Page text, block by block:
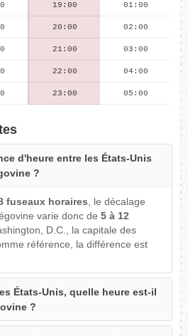
19:00 01:00
20:00 02:00
21:00 03:00
22:00 04:00
23:00 05:00
d'heure entre les États-Unis
?
fuseaux horaires, le décalage
varie donc de5 à 12
D.C., la capitale des
référence, la différence est
États-Unis, quelle heure est-il
?